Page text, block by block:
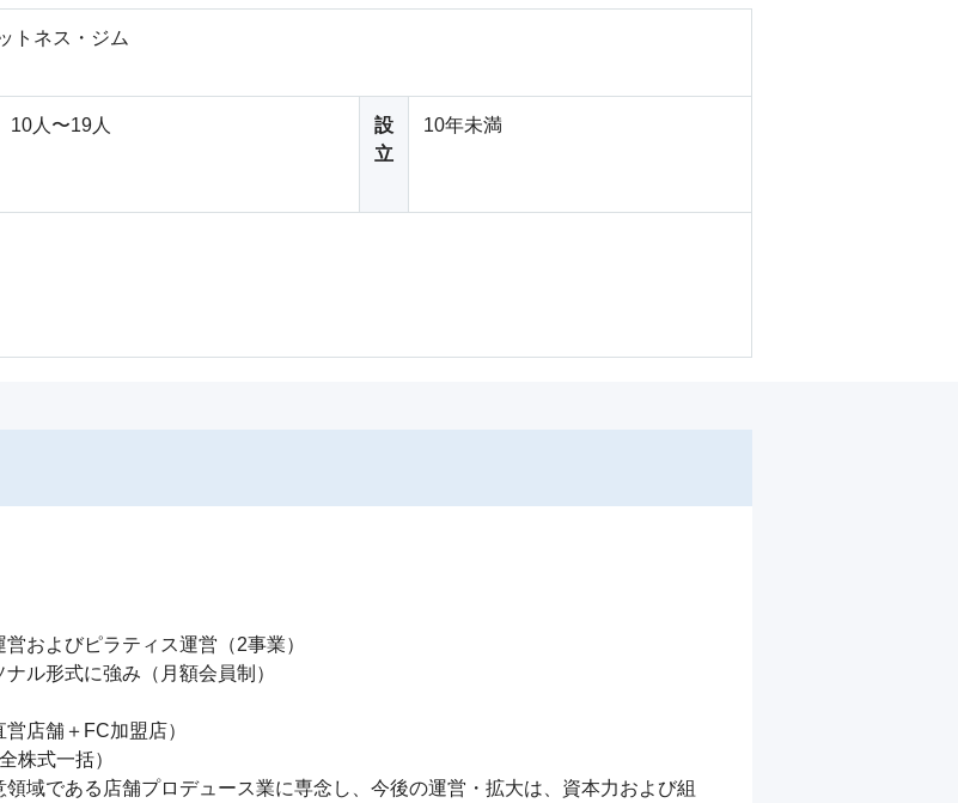
トネス・ジム
10人〜19人
設
立
10年未満
およびピラティス運営（2事業）
ル形式に強み（月額会員制）
店舗＋FC加盟店）
株式一括）
域である店舗プロデュース業に専念し、今後の運営・拡大は、資本力および組